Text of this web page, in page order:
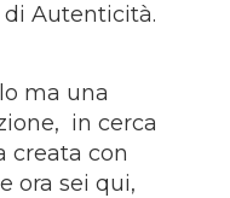
Autenticità.
ma una
in cerca
creata con
ora sei qui,